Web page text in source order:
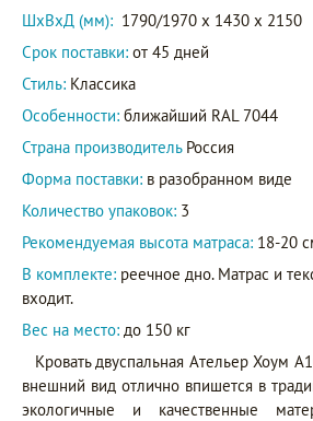
ШxВxД (мм): 1790/1970 x 1430 x 2150
Срок поставки: от 45 дней
Стиль: Классика
Особенности: ближайший RAL 7044
Страна производитель Россия
Форма поставки: в разобранном виде
Количество упаковок: 3
Рекомендуемая высота матраса: 18-20
В комплекте: реечное дно. Матрас и
входит.
Вес на место: до 150 кг
Кровать двуспальная Ательер Хоум
внешний вид отлично впишется в
экологичные и качественные